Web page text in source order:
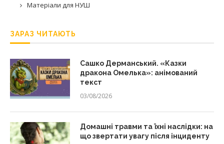
Матеріали для НУШ
ЗАРАЗ ЧИТАЮТЬ
Сашко Дерманський. «Казки
дракона Омелька»: анімований
текст
03/08/2026
Домашні травми та їхні наслідки: на
що звертати увагу після інциденту